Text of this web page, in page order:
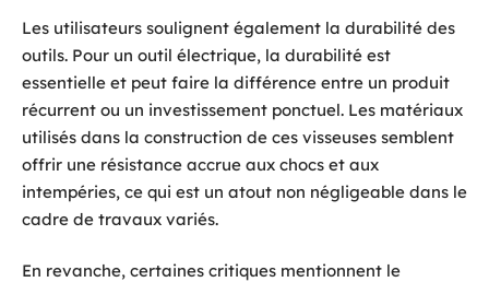
Les utilisateurs soulignent également la durabilité des
outils. Pour un outil électrique, la durabilité est
essentielle et peut faire la différence entre un produit
récurrent ou un investissement ponctuel. Les matériaux
utilisés dans la construction de ces visseuses semblent
offrir une résistance accrue aux chocs et aux
intempéries, ce qui est un atout non négligeable dans le
cadre de travaux variés.
En revanche, certaines critiques mentionnent le